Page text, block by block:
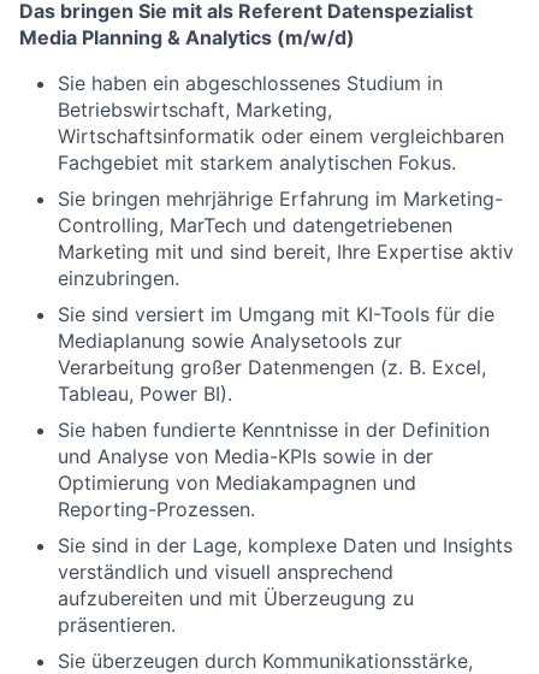
Das bringen Sie mit als Referent Datenspezialist
Media Planning & Analytics (m/w/d)
Sie haben ein abgeschlossenes Studium in
Betriebswirtschaft, Marketing,
Wirtschaftsinformatik oder einem vergleichbaren
Fachgebiet mit starkem analytischen Fokus.
Sie bringen mehrjährige Erfahrung im Marketing-
Controlling, MarTech und datengetriebenen
Marketing mit und sind bereit, Ihre Expertise aktiv
einzubringen.
Sie sind versiert im Umgang mit KI-Tools für die
Mediaplanung sowie Analysetools zur
Verarbeitung großer Datenmengen (z. B. Excel,
Tableau, Power BI).
Sie haben fundierte Kenntnisse in der Definition
und Analyse von Media-KPIs sowie in der
Optimierung von Mediakampagnen und
Reporting-Prozessen.
Sie sind in der Lage, komplexe Daten und Insights
verständlich und visuell ansprechend
aufzubereiten und mit Überzeugung zu
präsentieren.
Sie überzeugen durch Kommunikationsstärke,